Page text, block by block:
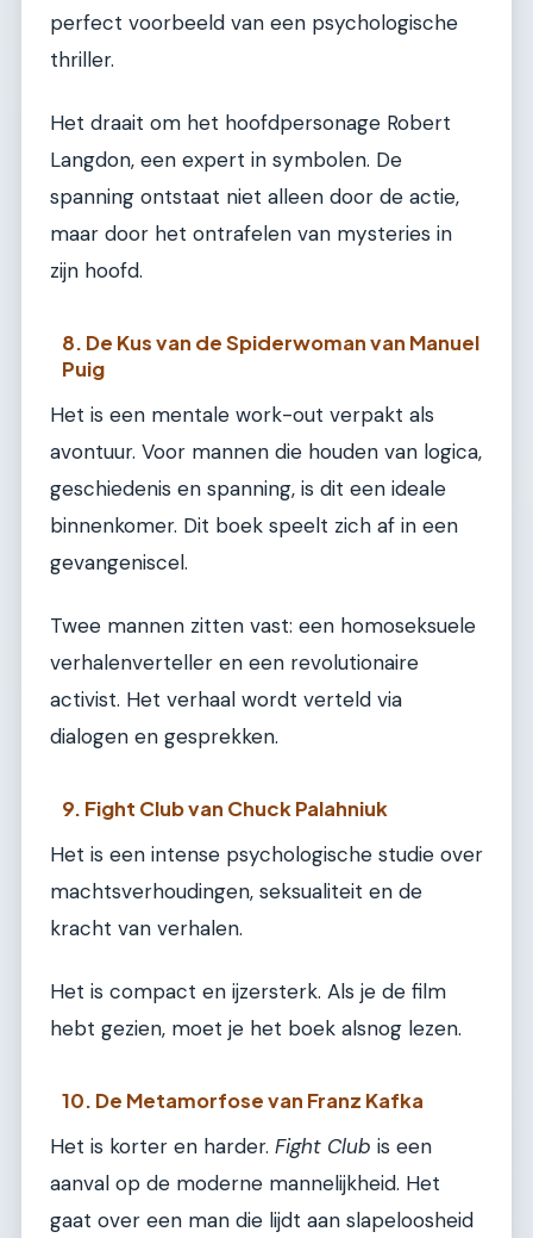
perfect voorbeeld van een psychologische
thriller.
Het draait om het hoofdpersonage Robert
Langdon, een expert in symbolen. De
spanning ontstaat niet alleen door de actie,
maar door het ontrafelen van mysteries in
zijn hoofd.
8. De Kus van de Spiderwoman van Manuel
Puig
Het is een mentale work-out verpakt als
avontuur. Voor mannen die houden van logica,
geschiedenis en spanning, is dit een ideale
binnenkomer. Dit boek speelt zich af in een
gevangeniscel.
Twee mannen zitten vast: een homoseksuele
verhalenverteller en een revolutionaire
activist. Het verhaal wordt verteld via
dialogen en gesprekken.
9. Fight Club van Chuck Palahniuk
Het is een intense psychologische studie over
machtsverhoudingen, seksualiteit en de
kracht van verhalen.
Het is compact en ijzersterk. Als je de film
hebt gezien, moet je het boek alsnog lezen.
10. De Metamorfose van Franz Kafka
Het is korter en harder. Fight Club is een
aanval op de moderne mannelijkheid. Het
gaat over een man die lijdt aan slapeloosheid